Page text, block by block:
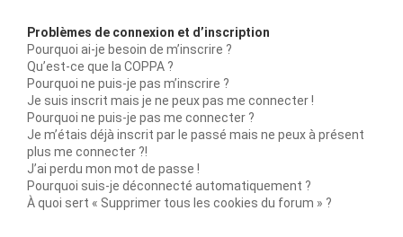
Problèmes de connexion et d’inscription
Pourquoi ai-je besoin de m’inscrire ?
Qu’est-ce que la COPPA ?
Pourquoi ne puis-je pas m’inscrire ?
Je suis inscrit mais je ne peux pas me connecter !
Pourquoi ne puis-je pas me connecter ?
Je m’étais déjà inscrit par le passé mais ne peux à présent
plus me connecter ?!
J’ai perdu mon mot de passe !
Pourquoi suis-je déconnecté automatiquement ?
À quoi sert « Supprimer tous les cookies du forum » ?